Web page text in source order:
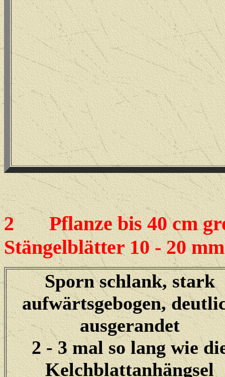
2Pflanze bis 40 cm
Stängelblätter 10 - 20
Sporn schlank, stark
aufwärtsgebogen,
ausgerandet
2 - 3 mal so lang wie
Kelchblattanhängsel